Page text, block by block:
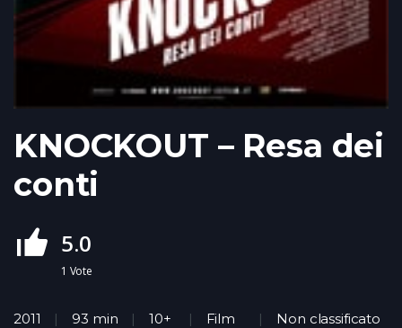
KNOCKOUT – Resa dei
conti
5.0
1 Vote
2011 93 min 10+ Film
Non classificato